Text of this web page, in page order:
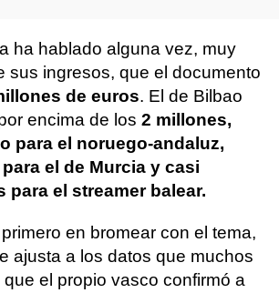
ha hablado alguna vez, muy
sus ingresos, que el documento
de euros. El de Bilbao
encima de los 2 millones,
para el noruego-andaluz,
el de Murcia y casi
para el streamer balear.
en bromear con el tema,
ajusta a los datos que muchos
el propio vasco confirmó a